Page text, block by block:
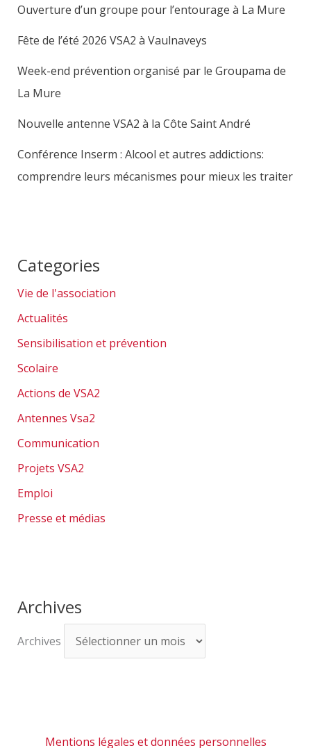
Ouverture d’un groupe pour l’entourage à La Mure
Fête de l’été 2026 VSA2 à Vaulnaveys
Week-end prévention organisé par le Groupama de
La Mure
Nouvelle antenne VSA2 à la Côte Saint André
Conférence Inserm : Alcool et autres addictions:
comprendre leurs mécanismes pour mieux les traiter
Categories
Vie de l'association
Actualités
Sensibilisation et prévention
Scolaire
Actions de VSA2
Antennes Vsa2
Communication
Projets VSA2
Emploi
Presse et médias
Archives
Archives
Mentions légales et données personnelles